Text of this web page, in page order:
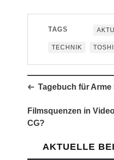
TAGS
TECHNIK
Tagebuch für Arme
Filmsquenzen in
CG?
AKTUELLE